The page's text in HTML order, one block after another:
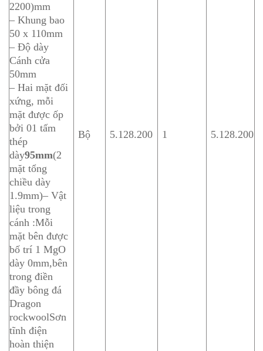
2200)mm
– Khung bao
50 x 110mm
– Độ dày
Cánh cửa
50mm
– Hai mặt đối
xứng, mỗi
mặt được ốp
bởi 01 tấm
thép
dày95mm(2
mặt tổng
chiều dày
1.9mm)– Vật
liệu trong
cánh :Mỗi
mặt bên được
bố trí 1 MgO
dày 0mm,bên
trong điền
đầy bông đá
Dragon
rockwoolSơn
tĩnh điện
hoàn thiện
Bộ 5.128.200 1 5.128.200